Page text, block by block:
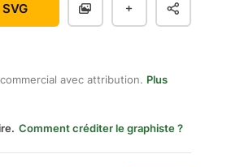
SVG
avec attribution. Plus
Comment créditer le graphiste ?